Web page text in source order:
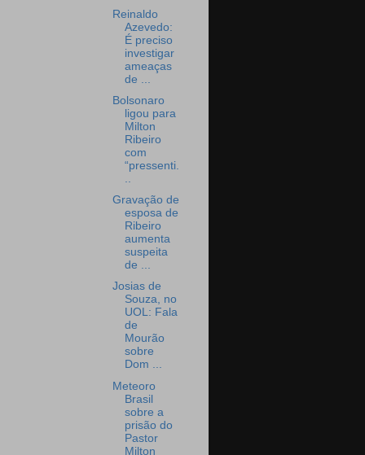
Reinaldo
Azevedo:
É preciso
investigar
ameaças
de ...
Bolsonaro
ligou para
Milton
Ribeiro
com
“pressenti.
..
Gravação de
esposa de
Ribeiro
aumenta
suspeita
de ...
Josias de
Souza, no
UOL: Fala
de
Mourão
sobre
Dom ...
Meteoro
Brasil
sobre a
prisão do
Pastor
Milton